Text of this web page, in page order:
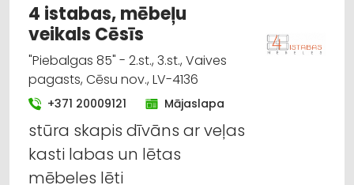
Iekraušanas un izkraušanas tehnika
Dizains un interjers; priekšmeti un pakalpojumi
Celtniecības un remonta darbi
Internetveikali, e-komercija
4 istabas, mēbeļu
veikals Cēsīs
"Piebalgas 85" - 2.st., 3.st., Vaives
pagasts, Cēsu nov., LV-4136
+371 20009121 Mājaslapa
stūra skapis dīvāns ar veļas
kasti labas un lētas
mēbeles lēti